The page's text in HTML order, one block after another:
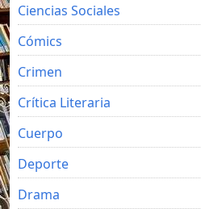
Ciencias Sociales
Cómics
Crimen
Crítica Literaria
Cuerpo
Deporte
Drama